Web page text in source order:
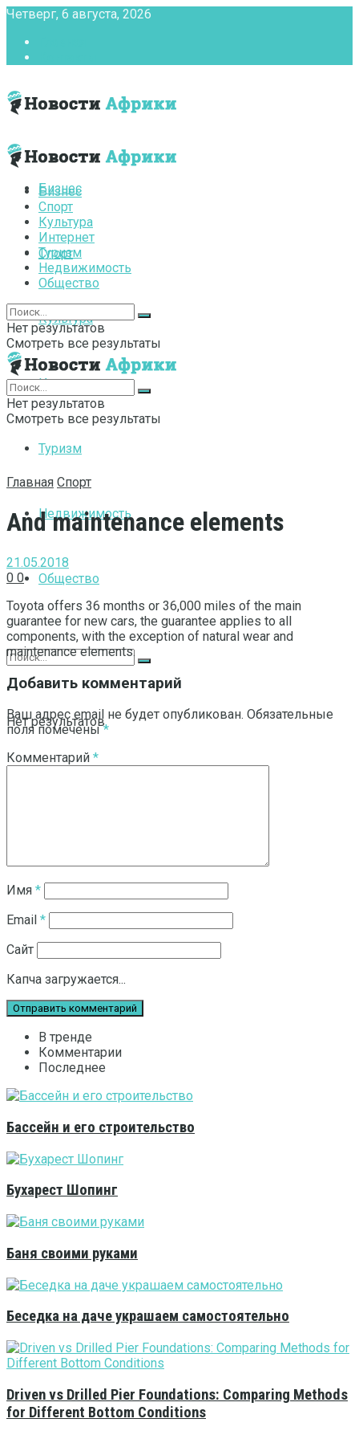
Четверг, 6 августа, 2026
Бизнес
Спорт
Культура
Интернет
Туризм
Недвижимость
Общество
Нет результатов
Бизнес
Спорт
Культура
Интернет
Туризм
Недвижимость
Общество
Нет результатов
Смотреть все результаты
Нет результатов
Смотреть все результаты
Главная Спорт
And maintenance elements
21.05.2018
0 0
Toyota offers 36 months or 36,000 miles of the main
guarantee for new cars, the guarantee applies to all
components, with the exception of natural wear and
maintenance elements.
Добавить комментарий
Ваш адрес email не будет опубликован. Обязательные
поля помечены*
Комментарий *
Имя *
Email *
Сайт
Капча загружается...
В тренде
Комментарии
Последнее
Бассейн и его строительство
Бухарест Шопинг
Баня своими руками
Беседка на даче украшаем самостоятельно
Driven vs Drilled Pier Foundations: Comparing Methods
for Different Bottom Conditions